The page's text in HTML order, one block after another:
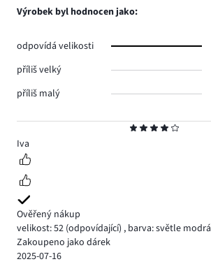
4
Iva
Ověřený nákup
velikost: 52 (odpovídající) , barva: světle modrá
Zakoupeno jako dárek
2025-07-16
Výrobek byl hodnocen jako:
odpovídá velikosti
příliš velký
příliš malý